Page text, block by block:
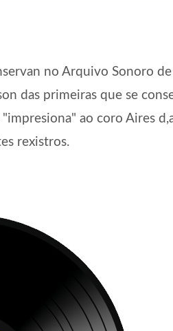
no Arquivo Sonoro
das primeiras que se
ao coro Aires
rexistros.